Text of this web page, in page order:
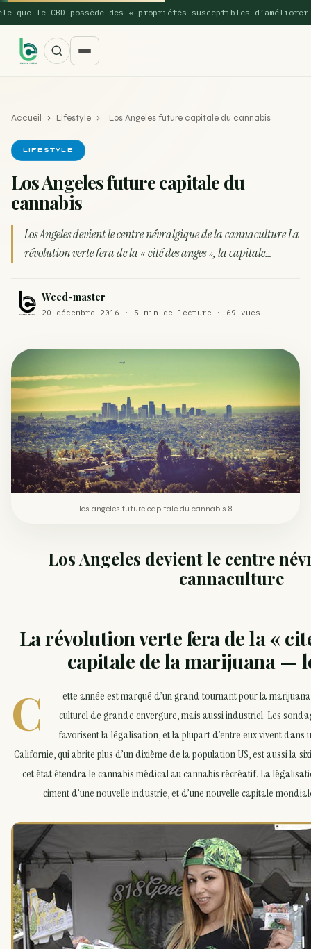
le CBD possède des « propriétés susceptibles d’améliorer les
SUGGESTIONS POPULAIRES
Une nouvelle étude montre que la vaporisation du
cannabis réduit de 99…
ACTU
Recette : Préparation du beurre de Marrakech
Étude : L’extrait de cannabis, un traitement efficace
contre les maux de dos…
Un fabricant polonais de textiles à base de chanvre
suscite une forte…
ACTU
Accueil › Lifestyle › Los Angeles future capitale du cannabis
LIFESTYLE
Los Angeles future capitale du
cannabis
Los Angeles devient le centre névralgique de la cannaculture La
révolution verte fera de la « cité des anges », la capitale…
Weed-master
20 décembre 2016 · 5 min de lecture · 69 vues
los angeles future capitale du cannabis 8
Los Angeles devient le centre
cannaculture
La révolution verte fera de la «
capitale de la marijuana —
C
ette année est marqué d’un grand tournant pour la
culturel de grande envergure, mais aussi industriel. Les
favorisent la légalisation, et la plupart d’entre eux vivent dans
Californie, qui abrite plus d’un dixième de la population US, est aussi la
cet état étendra le cannabis médical au cannabis récréatif. La
ciment d’une nouvelle industrie, et d’une nouvelle capitale